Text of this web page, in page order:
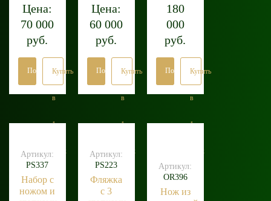
Цена:
70 000
руб.
ПодробнееКупить
в
1
клик
Цена:
60 000
руб.
ПодробнееКупить
в
1
клик
180
000
руб.
ПодробнееКупить
в
1
клик
Артикул:
PS337
Набор с
ножом и
Артикул:
PS223
Фляжка
с 3
Артикул:
OR396
Нож из